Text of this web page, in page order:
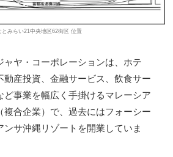
とみらい21中央地区62街区 位置
ャヤ・コーポレーションは、ホテ
動産投資、金融サービス、飲食サー
ど事業を幅広く手掛けるマレーシア
複合企業）で、過去にはフォーシー
ンサ沖縄リゾートを開業していま